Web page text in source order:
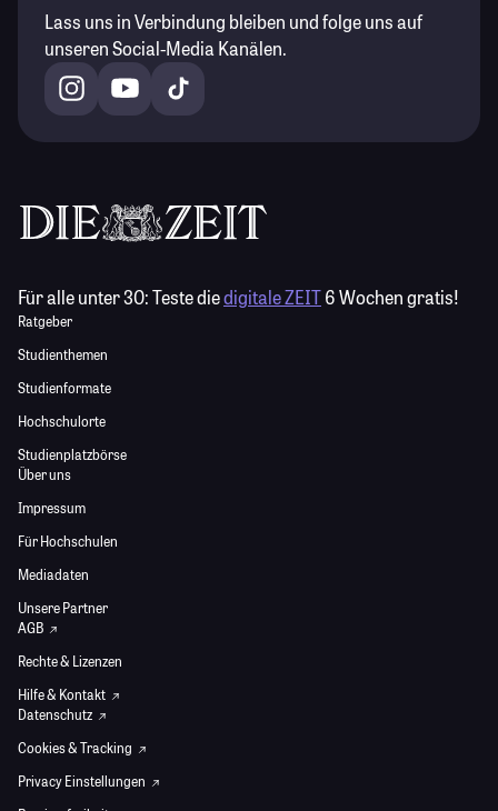
Lass uns in Verbindung bleiben und folge uns auf
unseren Social-Media Kanälen.
Für alle unter 30:Teste diedigitale ZEIT6 Wochen gratis!
Ratgeber
Studienthemen
Studienformate
Hochschulorte
Studienplatzbörse
Über uns
Impressum
Für Hochschulen
Mediadaten
Unsere Partner
AGB
Rechte & Lizenzen
Hilfe & Kontakt
Datenschutz
Cookies & Tracking
Privacy Einstellungen